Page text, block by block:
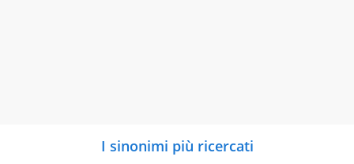
I sinonimi più ricercati